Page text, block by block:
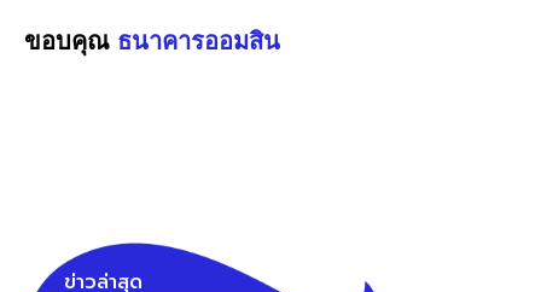
ขอบคุณ ธนาคารออมสิน
ข่าวล่าสุด